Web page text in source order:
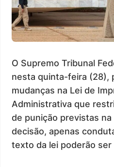
O Supremo Tribunal
nesta quinta-feira (28),
mudanças na Lei de
Administrativa que
de punição previstas na
decisão, apenas
texto da lei poderão ser